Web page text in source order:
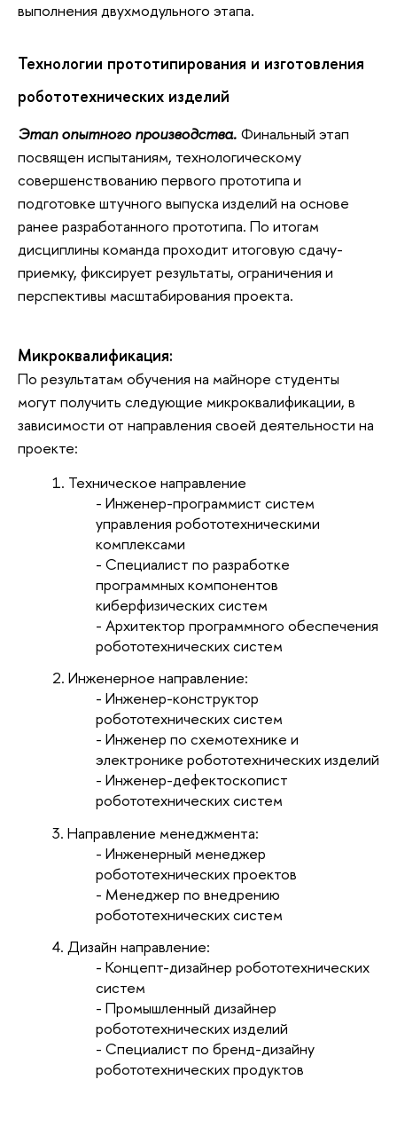
выполнения двухмодульного этапа.
Технологии прототипирования и изготовления
робототехнических изделий
Этап опытного производства. Финальный этап
посвящен испытаниям, технологическому
совершенствованию первого прототипа и
подготовке штучного выпуска изделий на основе
ранее разработанного прототипа. По итогам
дисциплины команда проходит итоговую сдачу-
приемку, фиксирует результаты, ограничения и
перспективы масштабирования проекта.
Микроквалификация:
По результатам обучения на майноре студенты
могут получить следующие микроквалификации, в
зависимости от направления своей деятельности на
проекте:
Техническое направление
- Инженер-программист систем
управления робототехническими
комплексами
- Специалист по разработке
программных компонентов
киберфизических систем
- Архитектор программного обеспечения
робототехнических систем
Инженерное направление:
- Инженер-конструктор
робототехнических систем
- Инженер по схемотехнике и
электронике робототехнических изделий
- Инженер-дефектоскопист
робототехнических систем
Направление менеджмента:
- Инженерный менеджер
робототехнических проектов
- Менеджер по внедрению
робототехнических систем
Дизайн направление:
- Концепт-дизайнер робототехнических
систем
- Промышленный дизайнер
робототехнических изделий
- Специалист по бренд-дизайну
робототехнических продуктов